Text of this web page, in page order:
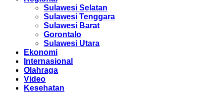
Sulawesi Selatan
Sulawesi Tenggara
Sulawesi Barat
Gorontalo
Sulawesi Utara
Ekonomi
Internasional
Olahraga
Video
Kesehatan